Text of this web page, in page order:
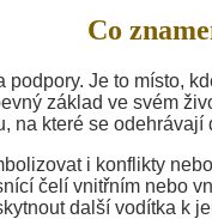
Co
Je to místo,
základ ve svém
na které se
i konflikty
čelí vnitřním nebo
další vodítka k